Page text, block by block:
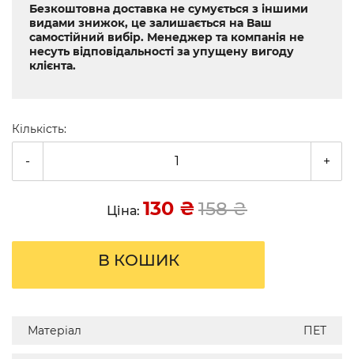
Безкоштовна доставка не сумується з іншими
видами знижок, це залишається на Ваш
самостійний вибір. Менеджер та компанія не
несуть відповідальності за упущену вигоду
клієнта.
Кількість:
- +
Ціна: 130 ₴158₴
В КОШИК
Матеріал ПЕТ